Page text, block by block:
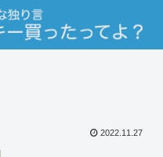
2022.11.27